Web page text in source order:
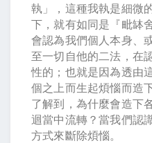
執」，這種我執是細微
下，就有如同是『毗缽
會認為我們個人本身、
至一切自他的二法，在
性的；也就是因為透由
個之上而生起煩惱而造
了解到，為什麼會造下
迴當中流轉？當我們認
方式來斷除煩惱。